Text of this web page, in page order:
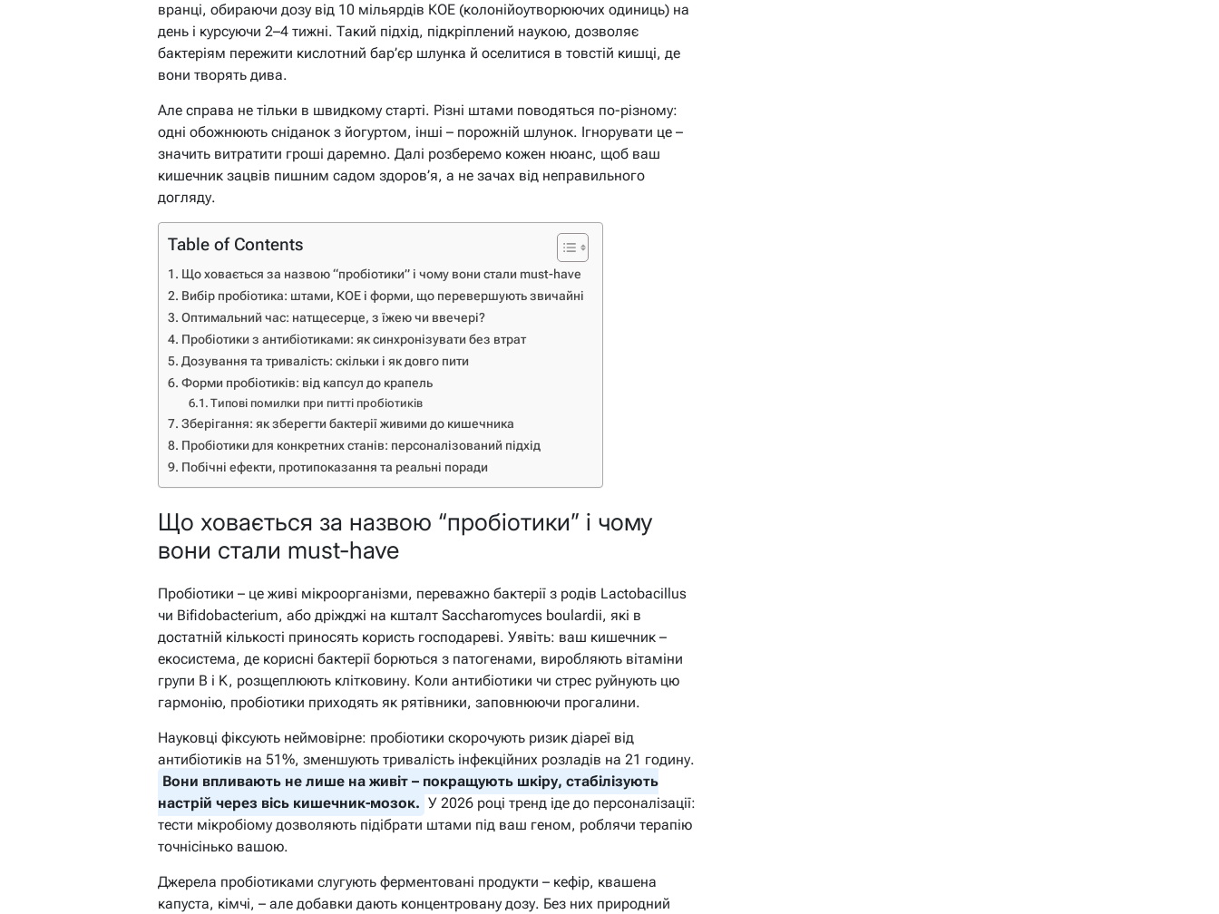
вранці, обираючи дозу від 10 мільярдів КОЕ (колонійоутворюючих одиниць) на
день і курсуючи 2–4 тижні. Такий підхід, підкріплений наукою, дозволяє
бактеріям пережити кислотний бар’єр шлунка й оселитися в товстій кишці, де
вони творять дива.
Але справа не тільки в швидкому старті. Різні штами поводяться по-різному:
одні обожнюють сніданок з йогуртом, інші – порожній шлунок. Ігнорувати це –
значить витратити гроші даремно. Далі розберемо кожен нюанс, щоб ваш
кишечник зацвів пишним садом здоров’я, а не зачах від неправильного
догляду.
Table of Contents
Що ховається за назвою “пробіотики” і чому вони стали must-have
Вибір пробіотика: штами, КОЕ і форми, що перевершують звичайні
Оптимальний час: натщесерце, з їжею чи ввечері?
Пробіотики з антибіотиками: як синхронізувати без втрат
Дозування та тривалість: скільки і як довго пити
Форми пробіотиків: від капсул до крапель
Типові помилки при питті пробіотиків
Зберігання: як зберегти бактерії живими до кишечника
Пробіотики для конкретних станів: персоналізований підхід
Побічні ефекти, протипоказання та реальні поради
Що ховається за назвою “пробіотики” і чому
вони стали must-have
Пробіотики – це живі мікроорганізми, переважно бактерії з родів Lactobacillus
чи Bifidobacterium, або дріжджі на кшталт Saccharomyces boulardii, які в
достатній кількості приносять користь господареві. Уявіть: ваш кишечник –
екосистема, де корисні бактерії борються з патогенами, виробляють вітаміни
групи B і K, розщеплюють клітковину. Коли антибіотики чи стрес руйнують цю
гармонію, пробіотики приходять як рятівники, заповнюючи прогалини.
Науковці фіксують неймовірне: пробіотики скорочують ризик діареї від
антибіотиків на 51%, зменшують тривалість інфекційних розладів на 21 годину.
Вони впливають не лише на живіт – покращують шкіру, стабілізують
настрій через вісь кишечник-мозок. У 2026 році тренд іде до персоналізації:
тести мікробіому дозволяють підібрати штами під ваш геном, роблячи терапію
точнісінько вашою.
Джерела пробіотиками слугують ферментовані продукти – кефір, квашена
капуста, кімчі, – але добавки дають концентровану дозу. Без них природний